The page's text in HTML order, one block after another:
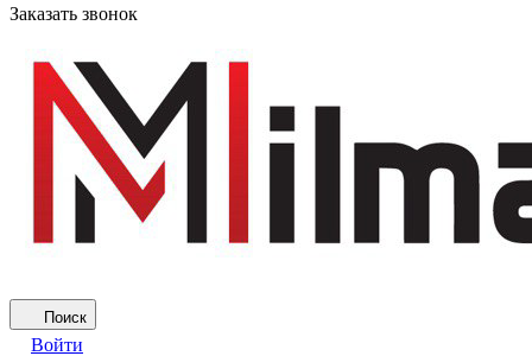
Заказать звонок
Поиск
Войти